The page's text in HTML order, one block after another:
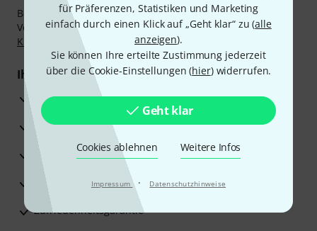
für Präferenzen, Statistiken und Marketing
einfach durch einen Klick auf „Geht klar“ zu (alle
anzeigen).
Sie können Ihre erteilte Zustimmung jederzeit
über die Cookie-Einstellungen (hier) widerrufen.
Geht klar
Cookies ablehnen Weitere Infos
Impressum · Datenschutzhinweise
Bezahlen Sie vertraulich und sicher per Nachnahme,
Vorkasse, PayPal, Amazon Pay,Klarna Sofort bezahlen
Klarna Ratenzahlung
oder Kreditkarte.
Ihre Vorteile
3 Jahre Thomann Garantie
30 Tage Money-Back-Garantie
Reparaturservice
Beratung durch Fachexperten
Zufriedenheitsgarantie